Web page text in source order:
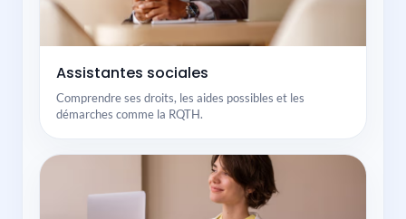
Assistantes sociales
Comprendre ses droits, les aides possibles et les
démarches comme la RQTH.